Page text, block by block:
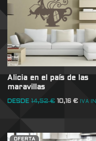
Alicia en el país de las
maravillas
DESDE 14,52€ 10,16 € IVA
OFERTA